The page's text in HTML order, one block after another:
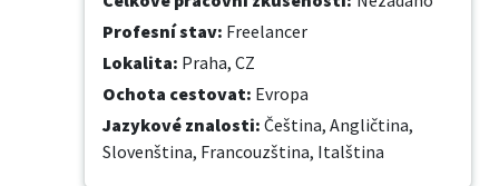
Profesní stav: Freelancer
Lokalita: Praha, CZ
Ochota cestovat: Evropa
Jazykové znalosti: Čeština, Angličtina,
Slovenština, Francouzština, Italština